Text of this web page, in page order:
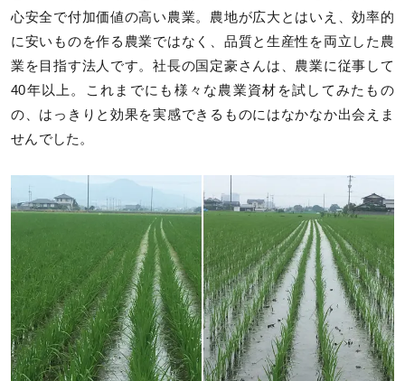
心安全で付加価値の高い農業。農地が広大とはいえ、効率的
に安いものを作る農業ではなく、品質と生産性を両立した農
業を目指す法人です。社長の国定豪さんは、農業に従事して
40年以上。これまでにも様々な農業資材を試してみたもの
の、はっきりと効果を実感できるものにはなかなか出会えま
せんでした。